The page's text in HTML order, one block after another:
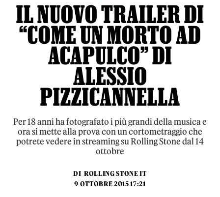
IL NUOVO TRAILER DI
“COME UN MORTO AD
ACAPULCO” DI
ALESSIO
PIZZICANNELLA
Per 18 anni ha fotografato i più grandi della musica e
ora si mette alla prova con un cortometraggio che
potrete vedere in streaming su Rolling Stone dal 14
ottobre
DI ROLLING STONE IT
9 OTTOBRE 2015 17:21